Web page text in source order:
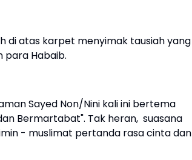
di atas karpet menyimak tausiah yang
para Habaib.
Sayed Non/Nini kali ini bertema
Bermartabat". Tak heran, suasana
- muslimat pertanda rasa cinta dan